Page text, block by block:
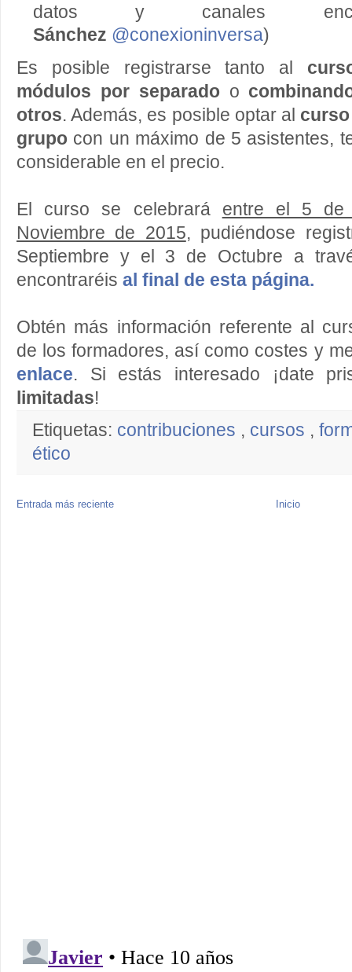
datos y canales
Sánchez @conexioninversa)
Es posible registrarse tanto al
módulos por separadoo
otros. Además, es posible optar al
grupo con un máximo de 5 asistentes,
considerable en el precio.
El curso se celebrará entre el 5
Noviembre de 2015, pudiéndose
Septiembre y el 3 de Octubre a
encontraréis al final de esta página.
Obtén más información referente al
de los formadores, así como costes y
enlace. Si estás interesado ¡date
limitadas!
Etiquetas: contribuciones , cursos ,
ético
Entrada más reciente Inicio